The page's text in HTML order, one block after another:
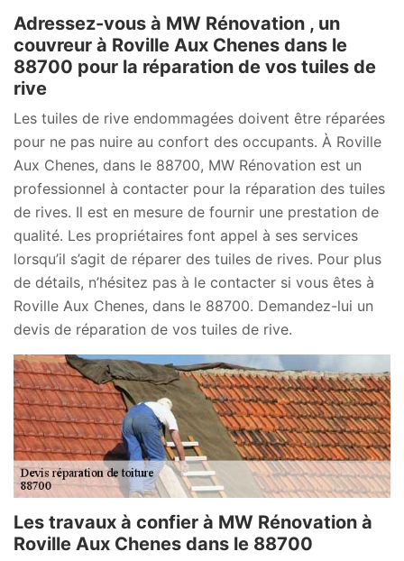
Adressez-vous à MW Rénovation , un
couvreur à Roville Aux Chenes dans le
88700 pour la réparation de vos tuiles de
rive
Les tuiles de rive endommagées doivent être réparées
pour ne pas nuire au confort des occupants. À Roville
Aux Chenes, dans le 88700, MW Rénovation est un
professionnel à contacter pour la réparation des tuiles
de rives. Il est en mesure de fournir une prestation de
qualité. Les propriétaires font appel à ses services
lorsqu’il s’agit de réparer des tuiles de rives. Pour plus
de détails, n’hésitez pas à le contacter si vous êtes à
Roville Aux Chenes, dans le 88700. Demandez-lui un
devis de réparation de vos tuiles de rive.
Les travaux à confier à MW Rénovation à
Roville Aux Chenes dans le 88700